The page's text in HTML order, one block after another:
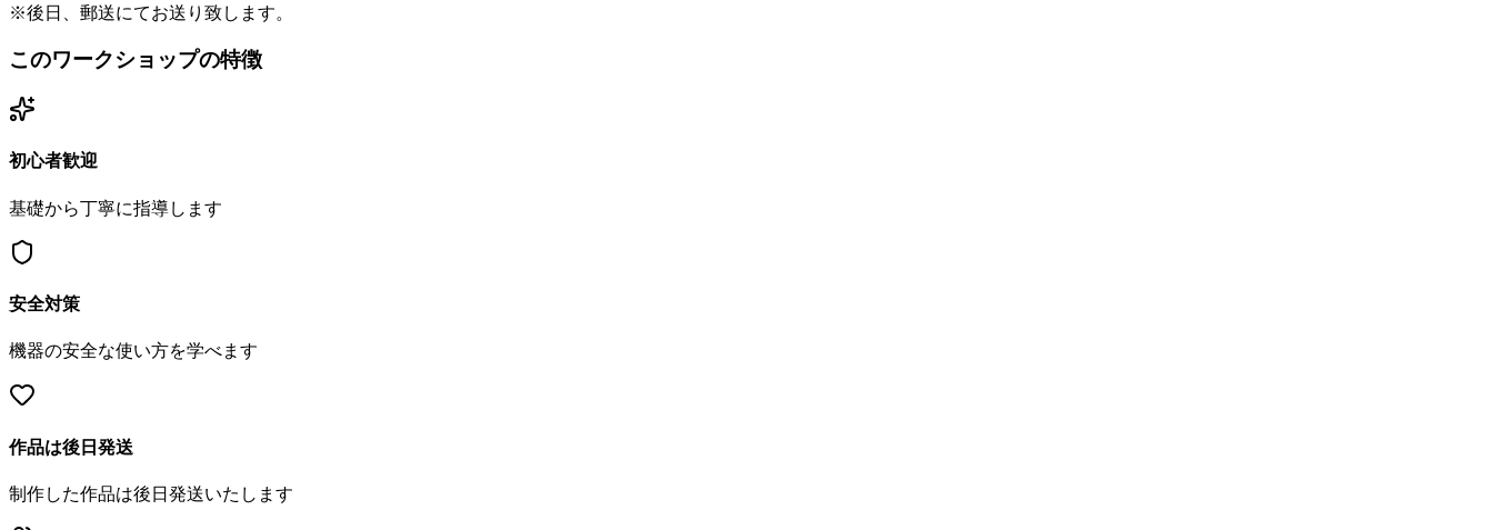
※後日、郵送にてお送り致します。
このワークショップの特徴
初心者歓迎
基礎から丁寧に指導します
安全対策
機器の安全な使い方を学べます
作品は後日発送
制作した作品は後日発送いたします